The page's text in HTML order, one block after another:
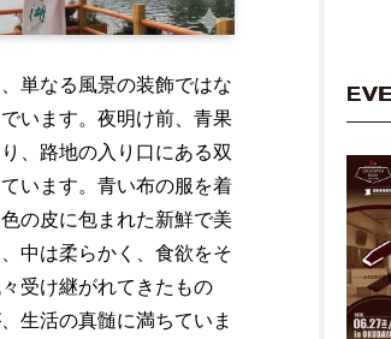
単なる風景の装飾ではな
います。夜明け前、青果
、路地の入り口にある双
います。青い布の服を着
の皮に包まれた新鮮で美
中は柔らかく、食欲をそ
受け継がれてきたもの
生活の真髄に満ちていま